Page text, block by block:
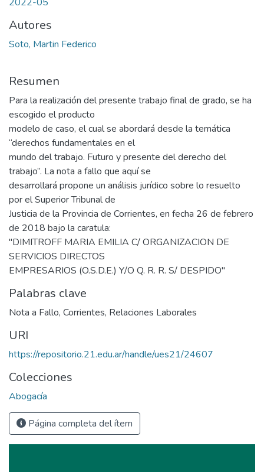
Autores
Soto, Martin Federico
Resumen
Para la realización del presente trabajo final de grado, se ha
escogido el producto
modelo de caso, el cual se abordará desde la temática
“derechos fundamentales en el
mundo del trabajo. Futuro y presente del derecho del
trabajo”. La nota a fallo que aquí se
desarrollará propone un análisis jurídico sobre lo resuelto
por el Superior Tribunal de
Justicia de la Provincia de Corrientes, en fecha 26 de febrero
de 2018 bajo la caratula:
"DIMITROFF MARIA EMILIA C/ ORGANIZACION DE
SERVICIOS DIRECTOS
EMPRESARIOS (O.S.D.E.) Y/O Q. R. R. S/ DESPIDO"
Palabras clave
Nota a Fallo, Corrientes, Relaciones Laborales
URI
https://repositorio.21.edu.ar/handle/ues21/24607
Colecciones
Abogacía
Página completa del ítem